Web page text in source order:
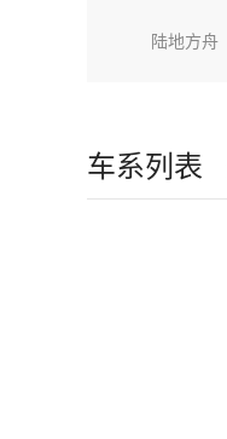
陆地方舟
车系列表